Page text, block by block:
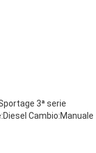
3ª serie
Cambio:Manuale